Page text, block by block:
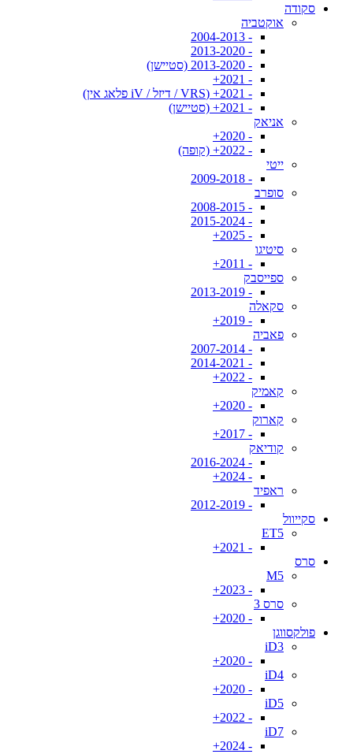
סקודה
אוקטביה
- 2004-2013
- 2013-2020
- 2013-2020 (סטיישן)
- 2021+
- 2021+ (VRS / דיזל / iV פלאג אין)
- 2021+ (סטיישן)
אניאק
- 2020+
- 2022+ (קופה)
ייטי
- 2009-2018
סופרב
- 2008-2015
- 2015-2024
- 2025+
סיטיגו
- 2011+
ספייסבק
- 2013-2019
סקאלה
- 2019+
פאביה
- 2007-2014
- 2014-2021
- 2022+
קאמיק
- 2020+
קארוק
- 2017+
קודיאק
- 2016-2024
- 2024+
ראפיד
- 2012-2019
סקייוול
ET5
- 2021+
סרס
M5
- 2023+
סרס 3
- 2020+
פולקסווגן
iD3
- 2020+
iD4
- 2020+
iD5
- 2022+
iD7
- 2024+